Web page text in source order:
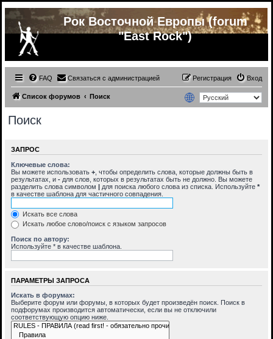
Рок Восточной Европы (forum
"East Rock")
FAQ Связаться с администрацией Вход
Регистрация
Список форумов Поиск
Поиск
ЗАПРОС
Ключевые слова:
Вы можете использовать + , чтобы определить слова, которые должны быть в
результатах, и - для слов, которых в результатах быть не должно. Вы можете
разделить слова символом | для поиска любого слова из списка. Используйте *
в качестве шаблона для частичного совпадения.
Искать все слова
Искать любое слово/поиск с языком запросов
Поиск по автору:
Используйте * в качестве шаблона.
ПАРАМЕТРЫ ЗАПРОСА
Искать в форумах:
Выберите форум или форумы, в которых будет произведён поиск. Поиск в
подфорумах производится автоматически, если вы не отключили
соответствующую опцию ниже.